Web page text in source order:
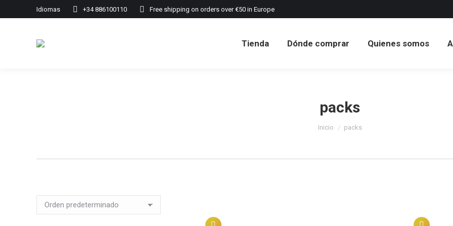
Idiomas +34 886100110 Free shipping on orders over €50 in Europe
Tienda Dónde comprar Quienes somos
packs
Estás aquí:
Inicio packs
Este
Tienda Dónde comprar Quienes somos